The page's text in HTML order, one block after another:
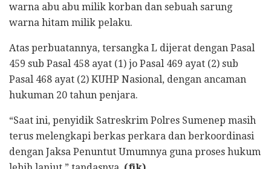
warna abu abu milik korban dan sebuah sarung
warna hitam milik pelaku.
Atas perbuatannya, tersangka L dijerat dengan Pasal
459 sub Pasal 458 ayat (1) jo Pasal 469 ayat (2) sub
Pasal 468 ayat (2) KUHP Nasional, dengan ancaman
hukuman 20 tahun penjara.
“Saat ini, penyidik Satreskrim Polres Sumenep masih
terus melengkapi berkas perkara dan berkoordinasi
dengan Jaksa Penuntut Umumnya guna proses hukum